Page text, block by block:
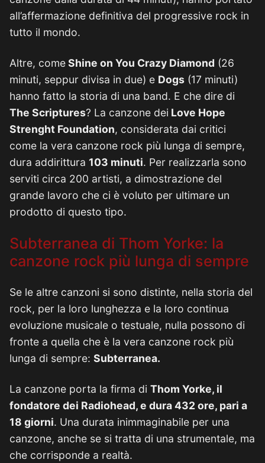
all’affermazione definitiva del progressive rock in
tutto il mondo.
Altre, comeShine on You Crazy Diamond (26
minuti, seppur divisa in due) e Dogs (17 minuti)
hanno fatto la storia di una band. E che dire di
The Scriptures? La canzone dei Love Hope
Strenght Foundation, considerata dai critici
come la vera canzone rock più lunga di sempre,
dura addirittura 103 minuti. Per realizzarla sono
serviti circa 200 artisti, a dimostrazione del
grande lavoro che ci è voluto per ultimare un
prodotto di questo tipo.
Subterranea di Thom Yorke: la
canzone rock più lunga di sempre
Se le altre canzoni si sono distinte, nella storia del
rock, per la loro lunghezza e la loro continua
evoluzione musicale o testuale, nulla possono di
fronte a quella che è la vera canzone rock più
lunga di sempre: Subterranea.
La canzone porta la firma di Thom Yorke, il
fondatore dei Radiohead, e dura 432 ore, pari a
18 giorni. Una durata inimmaginabile per una
canzone, anche se si tratta di una strumentale, ma
che corrisponde a realtà.